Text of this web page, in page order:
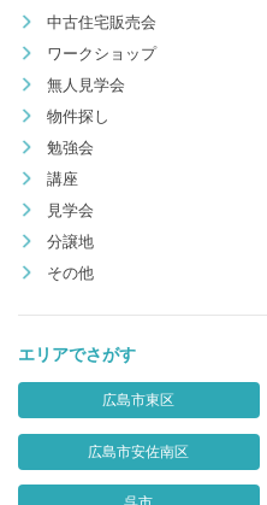
中古住宅販売会
ワークショップ
無人見学会
物件探し
勉強会
講座
見学会
分譲地
その他
エリアでさがす
広島市東区
広島市安佐南区